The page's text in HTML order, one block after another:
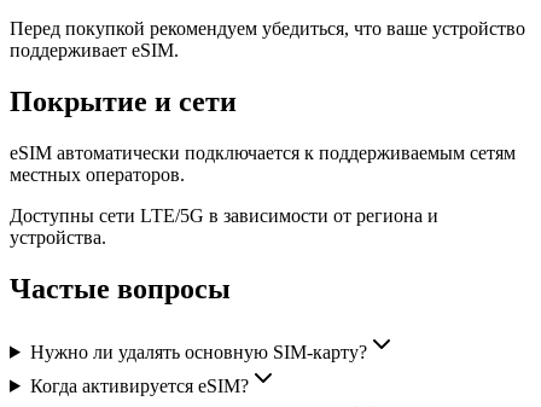
Перед покупкой рекомендуем убедиться, что ваше устройство
поддерживает eSIM.
Покрытие и сети
eSIM автоматически подключается к поддерживаемым сетям
местных операторов.
Доступны сети LTE/5G в зависимости от региона и
устройства.
Частые вопросы
Нужно ли удалять основную SIM-карту?
Когда активируется eSIM?